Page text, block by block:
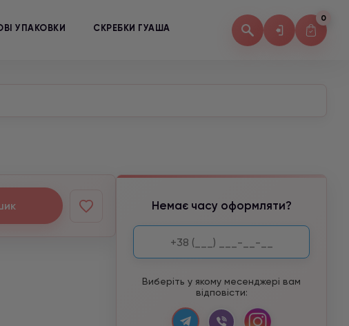
УПАКОВКИ СКРЕБКИ ГУАША
0
Немає часу оформляти?
Виберіть у якому месенджері вам
відповісти: